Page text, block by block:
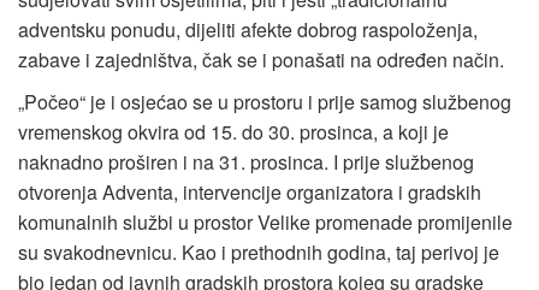
adventsku ponudu, dijeliti afekte dobrog raspoloženja,
zabave i zajedništva, čak se i ponašati na određen način.
„Počeo“ je i osjećao se u prostoru i prije samog službenog
vremenskog okvira od 15. do 30. prosinca, a koji je
naknadno proširen i na 31. prosinca. I prije službenog
otvorenja Adventa, intervencije organizatora i gradskih
komunalnih službi u prostor Velike promenade promijenile
su svakodnevnicu. Kao i prethodnih godina, taj perivoj je
bio jedan od javnih gradskih prostora kojeg su gradske